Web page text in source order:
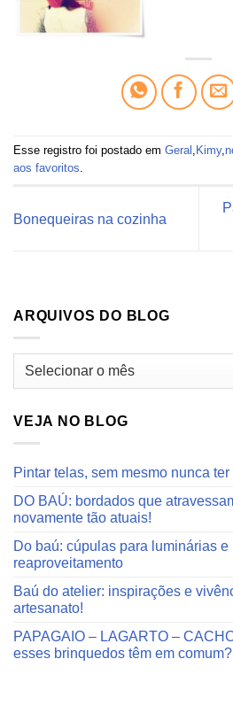
Esse registro foi postado em Geral , Kimy,
aos favoritos.
Bonequeiras na cozinha
ARQUIVOS DO BLOG
Arquivos
VEJA NO BLOG
Pintar telas, sem mesmo nunca
DO BAÚ: bordados que
novamente tão atuais!
Do baú: cúpulas para luminárias e
reaproveitamento
Baú do atelier: inspirações e
artesanato!
PAPAGAIO – LAGARTO –
esses brinquedos têm em comum?